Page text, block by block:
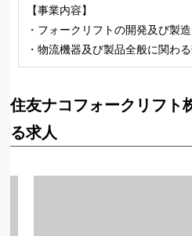
【事業内容】
・フォークリフトの開発及び製造
・物流機器及び製品全般に関わ
住友ナコフォークリフト
る求人